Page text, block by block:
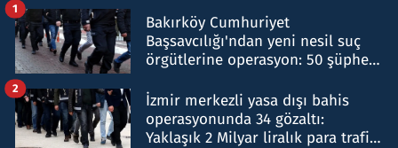
Bakırköy Cumhuriyet
Başsavcılığı'ndan yeni nesil suç
örgütlerine operasyon: 50 şüpheli
1
İzmir merkezli yasa dışı bahis
operasyonunda 34 gözaltı:
Yaklaşık 2 Milyar liralık para trafiği
2